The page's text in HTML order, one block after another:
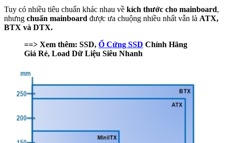
Tuy có nhiều tiêu chuẩn khác nhau về kích thước cho mainboard,
nhưng chuẩn mainboard được ưa chuộng nhiều nhất vẫn là ATX,
BTX và DTX.
==> Xem thêm: SSD, Ổ Cứng SSD Chính Hãng
Giá Rẻ, Load Dữ Liệu Siêu Nhanh